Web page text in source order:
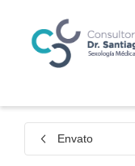
Envato